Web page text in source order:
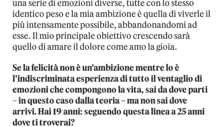
una serie di emozioni diverse, tutte con lo stesso
identico peso e la mia ambizione è quella di viverle il
più intensamente possibile, abbandonandomi ad
esse. Il mio principale obiettivo crescendo sarà
quello di amare il dolore come amo la gioia.
Se la felicità non è un’ambizione mentre lo è
l’indiscriminata esperienza di tutto il ventaglio di
emozioni che compongono la vita, sai da dove parti
– in questo caso dalla teoria – ma non sai dove
arrivi. Hai 19 anni: seguendo questa linea a 25 anni
dove ti troverai?